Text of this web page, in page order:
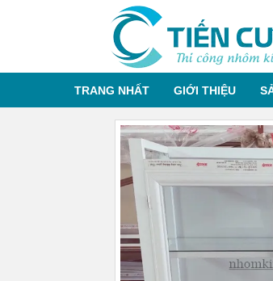
TRANG NHẤT GIỚI THIỆU